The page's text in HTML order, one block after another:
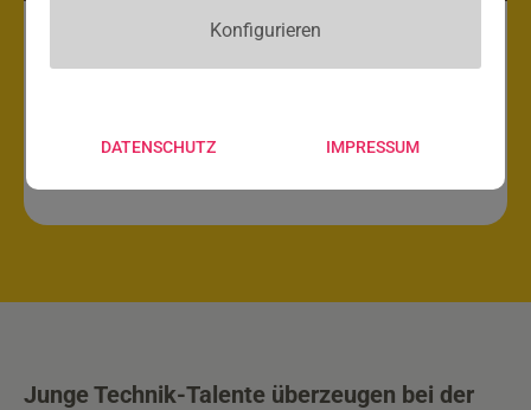
Junge Technik-Talente überzeugen bei der
Konfigurieren
DATENSCHUTZ IMPRESSUM